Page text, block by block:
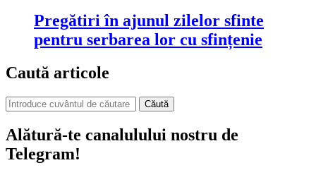
Pregătiri în ajunul zilelor sfinte
pentru serbarea lor cu sfințenie
Caută articole
Căută
Alătură-te canalulului nostru de
Telegram!